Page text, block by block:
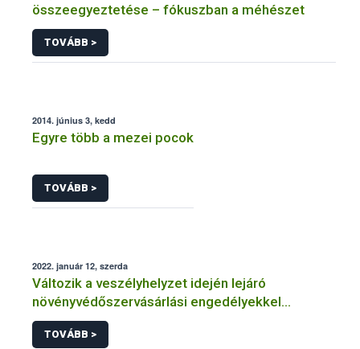
összeegyeztetése – fókuszban a méhészet
TOVÁBB >
2014. június 3, kedd
Egyre több a mezei pocok
TOVÁBB >
2022. január 12, szerda
Változik a veszélyhelyzet idején lejáró
növényvédőszervásárlási engedélyekkel
kapcsolatos szabályozás
TOVÁBB >